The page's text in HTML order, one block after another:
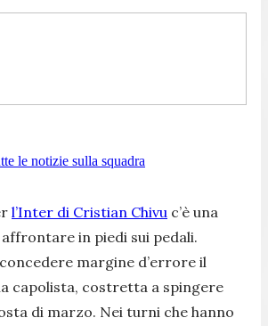
le notizie sulla squadra
l’Inter di Cristian Chivu c’è una
in piedi sui pedali.
margine d’errore il
capolista, costretta a spingere
di marzo. Nei turni che hanno